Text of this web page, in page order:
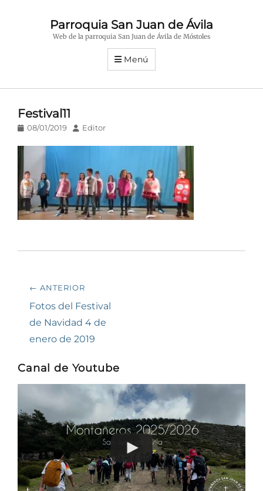
Parroquia San Juan de Ávila
Web de la parroquia San Juan de Ávila de Móstoles
Menú
Festival11
Publicado
08/01/2019 AutorEditor
Navegación
de
entradas
← ANTERIOR
Entrada
anterior:
Fotos del Festival
de Navidad 4 de
enero de 2019
Canal de Youtube